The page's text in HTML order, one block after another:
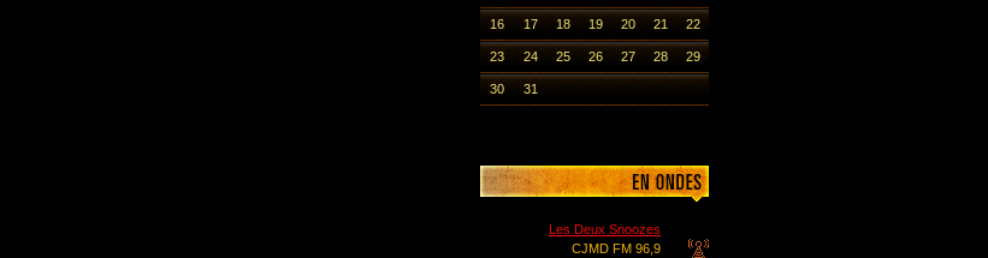
16 17 18 19 20 21 22
23 24 25 26 27 28 29
30 31
Les Deux Snoozes
CJMD FM 96,9